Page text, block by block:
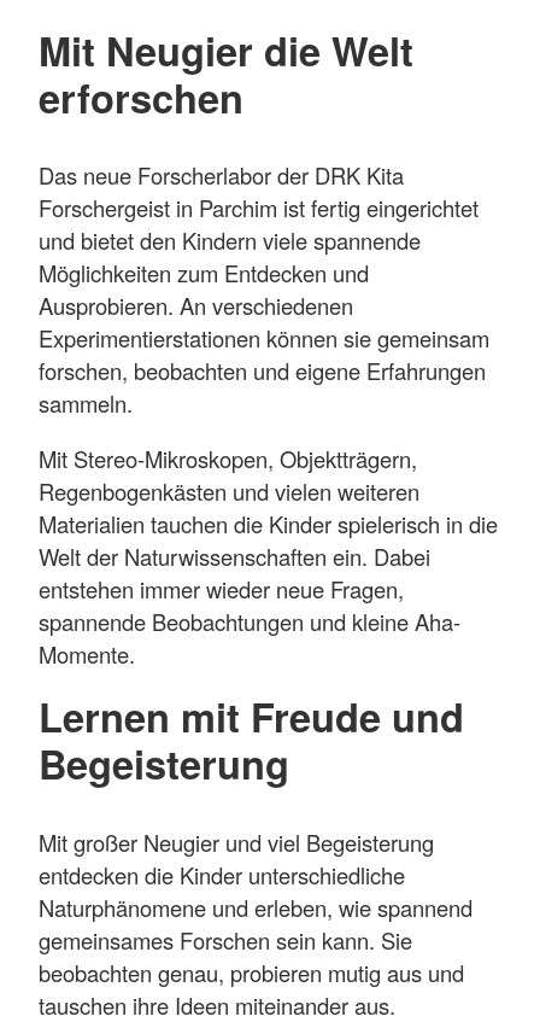
Mit Neugier die Welt
erforschen
Das neue Forscherlabor der DRK Kita
Forschergeist in Parchim ist fertig eingerichtet
und bietet den Kindern viele spannende
Möglichkeiten zum Entdecken und
Ausprobieren. An verschiedenen
Experimentierstationen können sie gemeinsam
forschen, beobachten und eigene Erfahrungen
sammeln.
Mit Stereo-Mikroskopen, Objektträgern,
Regenbogenkästen und vielen weiteren
Materialien tauchen die Kinder spielerisch in die
Welt der Naturwissenschaften ein. Dabei
entstehen immer wieder neue Fragen,
spannende Beobachtungen und kleine Aha-
Momente.
Lernen mit Freude und
Begeisterung
Mit großer Neugier und viel Begeisterung
entdecken die Kinder unterschiedliche
Naturphänomene und erleben, wie spannend
gemeinsames Forschen sein kann. Sie
beobachten genau, probieren mutig aus und
tauschen ihre Ideen miteinander aus.